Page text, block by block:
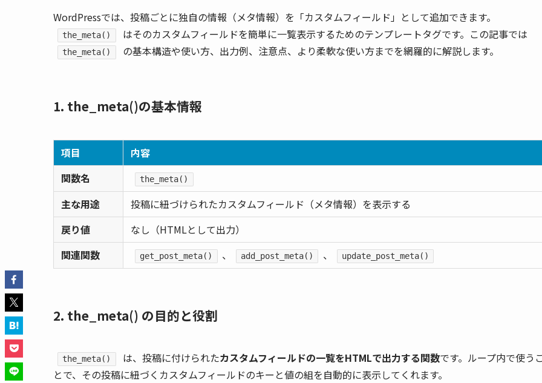
WordPressでは、投稿ごとに独自の情報（メタ情報）を「カスタムフィールド」として追加できます。
the_meta() はそのカスタムフィールドを簡単に一覧表示するためのテンプレートタグです。この記事では
the_meta() の基本構造や使い方、出力例、注意点、より柔軟な使い方までを網羅的に解説します。
1. the_meta()の基本情報
項目
内容
関数名
the_meta()
主な用途
投稿に紐づけられたカスタムフィールド（メタ情報）を表示する
戻り値
なし（HTMLとして出力）
関連関数
get_post_meta() 、 add_post_meta() 、 update_post_meta()
2. the_meta() の目的と役割
the_meta() は、投稿に付けられたカスタムフィールドの一覧をHTMLで出力する関数です。ループ内で使う
とで、その投稿に紐づくカスタムフィールドのキーと値の組を自動的に表示してくれます。